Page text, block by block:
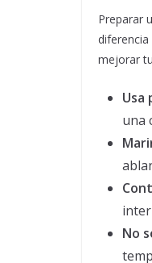
Preparar
mejorar
Usa
una
No